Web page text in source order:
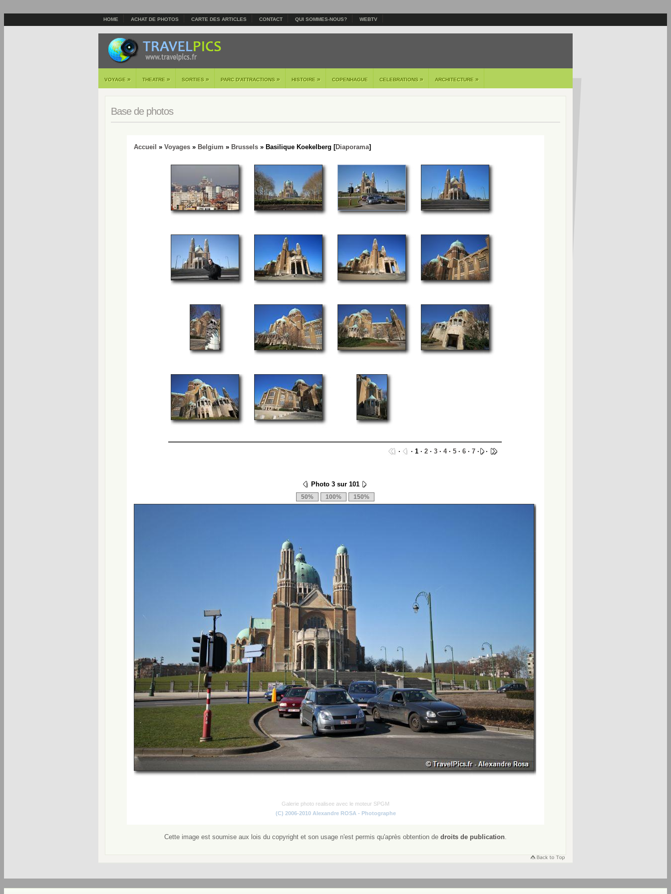
HOME ACHAT DE PHOTOS CARTE DES ARTICLES CONTACT QUI SOMMES-NOUS? WEBTV
VOYAGE » THEATRE » SORTIES » PARC D'ATTRACTIONS » HISTOIRE » COPENHAGUE CELEBRATIONS » ARCHITECTURE »
Base de photos
Accueil » Voyages » Belgium » Brussels » Basilique Koekelberg [Diaporama]
· · 1 · 2 · 3 · 4· 5 · 6 · 7 · ·
Photo 3 sur 101
Galerie photo realisee avec le moteur SPGM
(C) 2006-2010 Alexandre ROSA - Photographe
Cette image est soumise aux lois du copyright et son usage n'est permis qu'après obtention de droits de publication.